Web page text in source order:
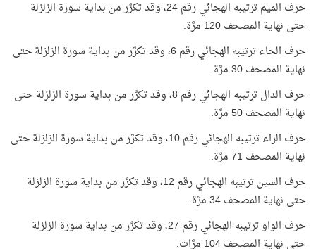
حرف الميم ترتيبه الهجائي رقم 24، وقد تكرَّر من بداية سورة الزلزلة
حتى نهاية المصحف 120 مرَّة.
حرف الحاء ترتيبه الهجائي رقم 6، وقد تكرَّر من بداية سورة الزلزلة حتى
نهاية المصحف 30 مرَّة.
حرف الدال ترتيبه الهجائي رقم 8، وقد تكرَّر من بداية سورة الزلزلة حتى
نهاية المصحف 50 مرَّة.
حرف الراء ترتيبه الهجائي رقم 10، وقد تكرَّر من بداية سورة الزلزلة حتى
نهاية المصحف 71 مرَّة.
حرف السين ترتيبه الهجائي رقم 12، وقد تكرَّر من بداية سورة الزلزلة
حتى نهاية المصحف 34 مرَّة.
حرف الواو ترتيبه الهجائي رقم 27، وقد تكرَّر من بداية سورة الزلزلة
حتى نهاية المصحف 104 مرَّات.